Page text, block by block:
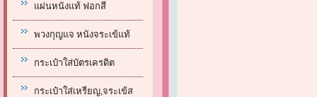
แผ่นหนังแท้ ฟอกสี
พวงกุญแจ หนังจระเข้แท้
กระเป๋าใส่บัตรเครดิต
กระเป๋าใส่เหรียญ,จระเข้ส